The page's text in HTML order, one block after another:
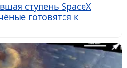
ступень SpaceX
готовятся к